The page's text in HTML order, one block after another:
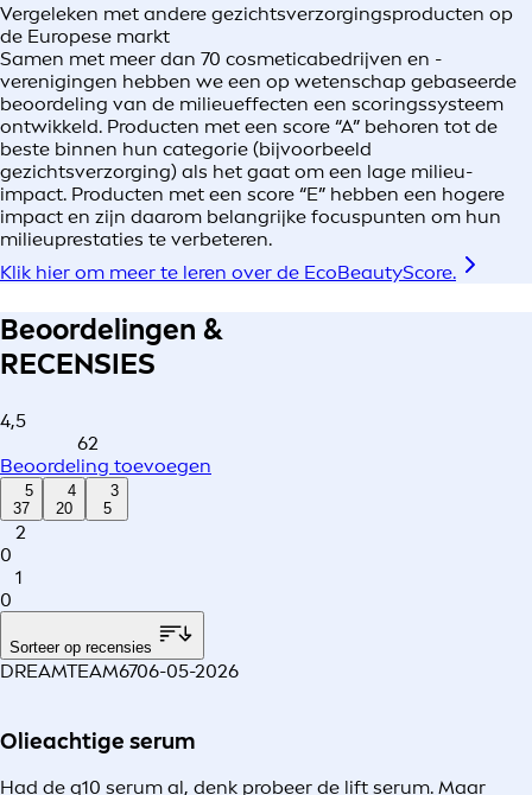
Vergeleken met andere gezichtsverzorgingsproducten op
de Europese markt
Samen met meer dan 70 cosmeticabedrijven en -
verenigingen hebben we een op wetenschap gebaseerde
beoordeling van de milieueffecten een scoringssysteem
ontwikkeld. Producten met een score “A” behoren tot de
beste binnen hun categorie (bijvoorbeeld
gezichtsverzorging) als het gaat om een lage milieu-
impact. Producten met een score “E” hebben een hogere
impact en zijn daarom belangrijke focuspunten om hun
milieuprestaties te verbeteren.
Klik hier om meer te leren over de EcoBeautyScore.
Beoordelingen &
RECENSIES
4,5
62
Beoordeling toevoegen
5
37
4
20
3
5
2
0
1
0
Sorteer op recensies
DREAMTEAM6706-05-2026
Olieachtige serum
Had de q10 serum al, denk probeer de lift serum. Maar